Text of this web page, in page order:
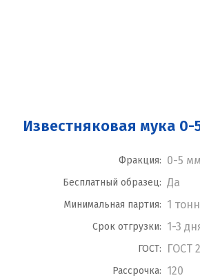
Известняковая мука 0-
Фракция: 0-5 мм
Бесплатный образец: Да
Минимальная партия: 1
Срок отгрузки: 1-3
ГОСТ: ГОСТ
Рассрочка: 120